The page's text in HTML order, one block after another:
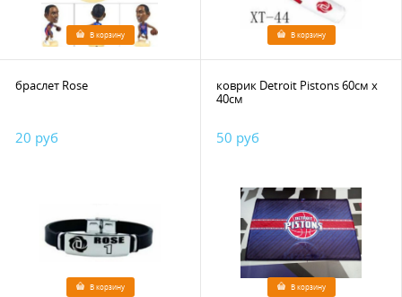
В корзину В корзину
браслет Rose
20 руб
В корзину
коврик Detroit Pistons 60см х
40см
50 руб
В корзину